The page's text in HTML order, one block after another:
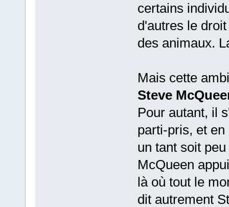
certains
d'autres le
des animaux.
Mais cette
Steve
Pour autant, il
parti-pris, et
un tant soit
McQueen
là où tout le
dit autrement